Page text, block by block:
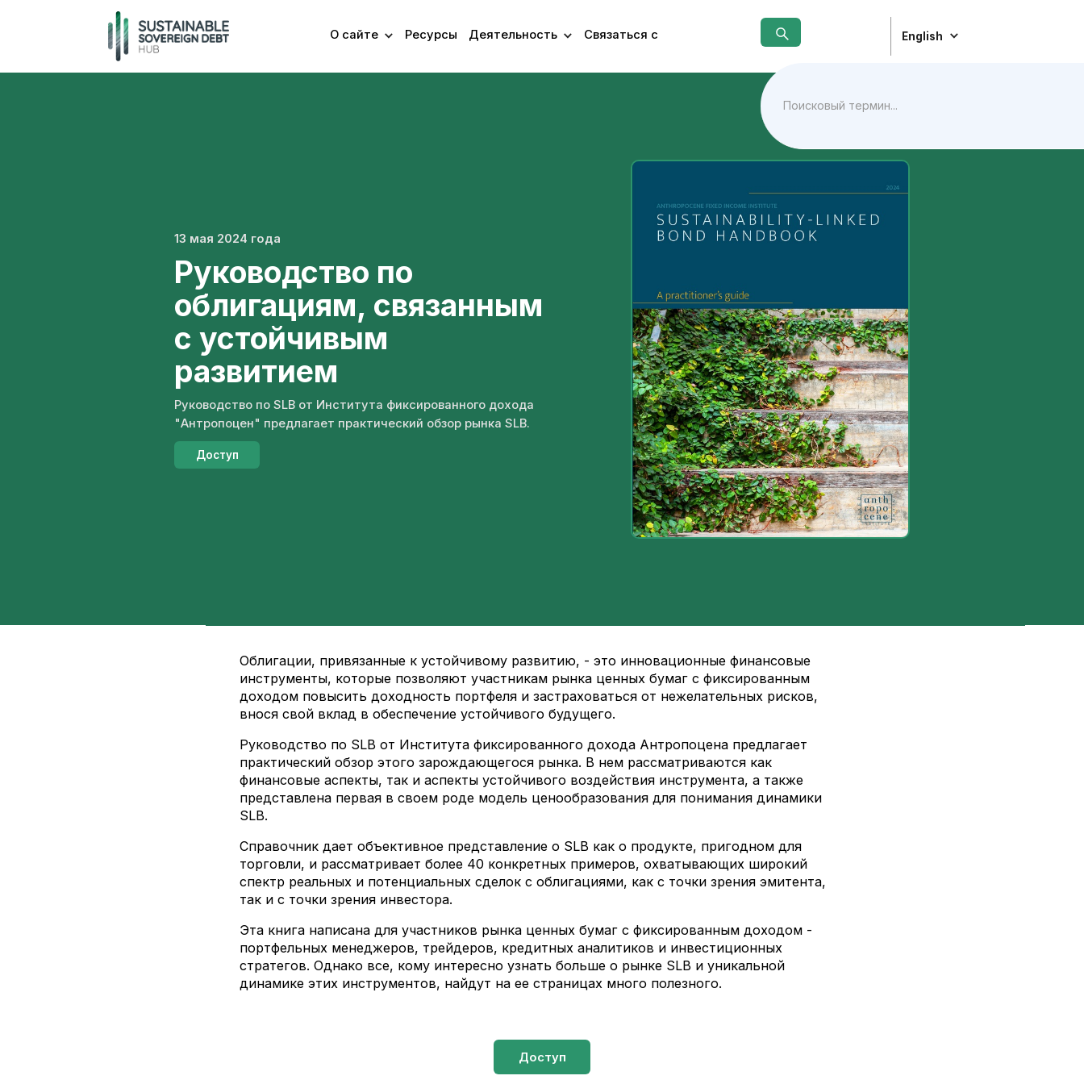
О сайте Ресурсы Деятельность Связаться с English
13 мая 2024 года
Руководство по
облигациям, связанным
с устойчивым
развитием
Руководство по SLB от Института фиксированного дохода
"Антропоцен" предлагает практический обзор рынка SLB.
Доступ
Облигации, привязанные к устойчивому развитию, - это инновационные финансовые
инструменты, которые позволяют участникам рынка ценных бумаг с фиксированным
доходом повысить доходность портфеля и застраховаться от нежелательных рисков,
внося свой вклад в обеспечение устойчивого будущего.
Руководство по SLB от Института фиксированного дохода Антропоцена предлагает
практический обзор этого зарождающегося рынка. В нем рассматриваются как
финансовые аспекты, так и аспекты устойчивого воздействия инструмента, а также
представлена первая в своем роде модель ценообразования для понимания динамики
SLB.
Справочник дает объективное представление о SLB как о продукте, пригодном для
торговли, и рассматривает более 40 конкретных примеров, охватывающих широкий
спектр реальных и потенциальных сделок с облигациями, как с точки зрения эмитента,
так и с точки зрения инвестора.
Эта книга написана для участников рынка ценных бумаг с фиксированным доходом -
портфельных менеджеров, трейдеров, кредитных аналитиков и инвестиционных
стратегов. Однако все, кому интересно узнать больше о рынке SLB и уникальной
динамике этих инструментов, найдут на ее страницах много полезного.
Доступ